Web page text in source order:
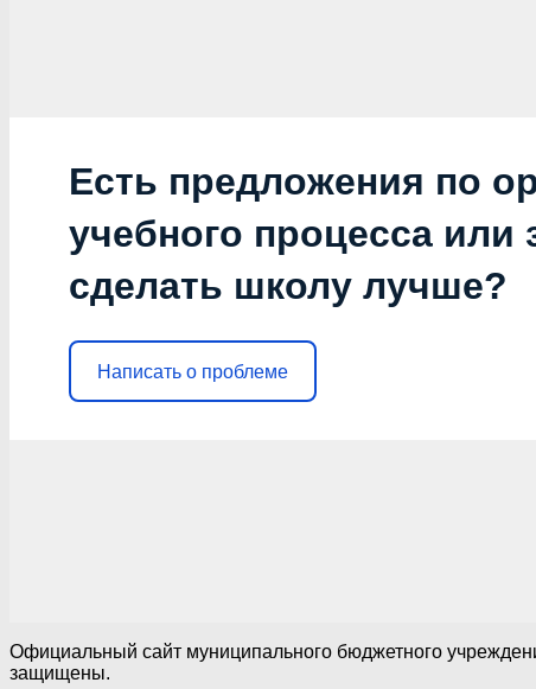
Есть предложения по
учебного процесса или
сделать школу лучше?
Написать о проблеме
Официальный сайт муниципального бюджетного
защищены.